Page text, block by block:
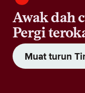
Awak dah
Pergi
Muat turun